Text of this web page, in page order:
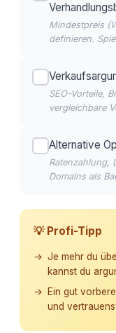
Mindestpreis
definieren.
SEO-Vorteile,
vergleichbare
Alternative
Ratenzahlung,
Domains als
💡 Profi-Tipp
Je mehr du
kannst du
Ein gut
und